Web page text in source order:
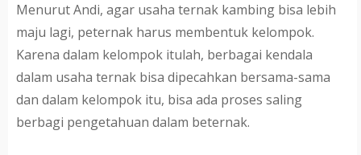
Menurut Andi, agar usaha ternak kambing bisa lebih
maju lagi, peternak harus membentuk kelompok.
Karena dalam kelompok itulah, berbagai kendala
dalam usaha ternak bisa dipecahkan bersama-sama
dan dalam kelompok itu, bisa ada proses saling
berbagi pengetahuan dalam beternak.